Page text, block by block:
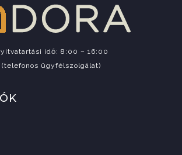
idő: 8:00 – 16:00
(telefonos ügyfélszolgálat)